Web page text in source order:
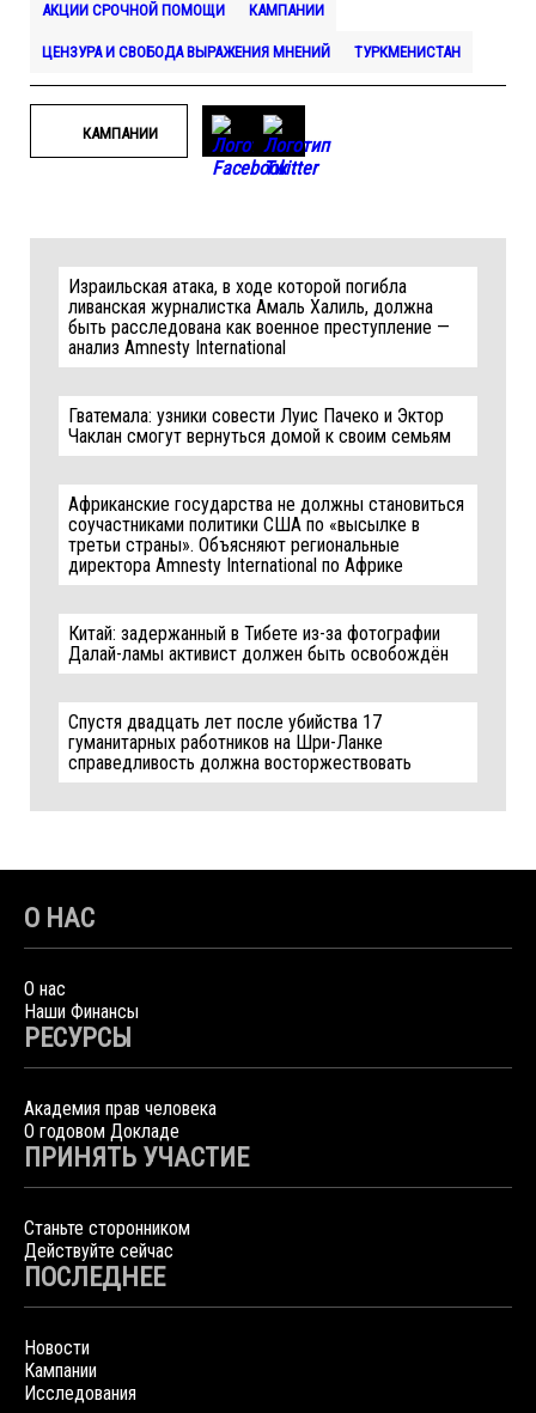
АКЦИИ СРОЧНОЙ ПОМОЩИ КАМПАНИИ
ЦЕНЗУРА И СВОБОДА ВЫРАЖЕНИЯ МНЕНИЙ ТУРКМЕНИСТАН
КАМПАНИИ
Израильская атака, в ходе которой погибла
ливанская журналистка Амаль Халиль, должна
быть расследована как военное преступление —
анализ Amnesty International
Гватемала: узники совести Луис Пачеко и Эктор
Чаклан смогут вернуться домой к своим семьям
Африканские государства не должны становиться
соучастниками политики США по «высылке в
третьи страны». Объясняют региональные
директора Amnesty International по Африке
Китай: задержанный в Тибете из-за фотографии
Далай-ламы активист должен быть освобождён
Спустя двадцать лет после убийства 17
гуманитарных работников на Шри-Ланке
справедливость должна восторжествовать
О НАС
О нас
Наши Финансы
РЕСУРСЫ
Академия прав человека
О годовом Докладе
ПРИНЯТЬ УЧАСТИЕ
Станьте сторонником
Действуйте сейчас
ПОСЛЕДНЕЕ
Новости
Кампании
Исследования